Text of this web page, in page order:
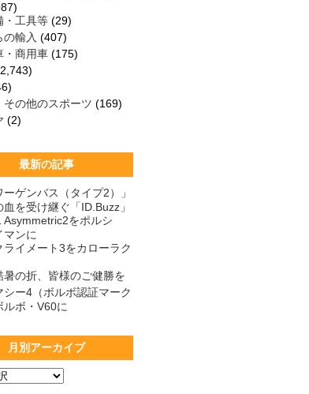
・工具等 (29)
の輸入 (407)
・商用車 (175)
その他のスポーツ (169)
(2)
最新の記事
ゲンバス（タイプ2）」
血を受け継ぐ「ID.Buzz」
Asymmetric2をポルシ
マンに
ライメート3をカローラク
暑の折、皆様のご健勝を
シー4（ボルボ認証マーク
ルボ・V60に
月別アーカイブ